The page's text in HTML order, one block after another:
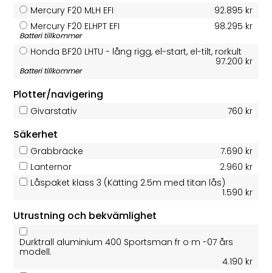
Mercury F20 MLH EFI
92.895 kr
Mercury F20 ELHPT EFI
98.295 kr
Batteri tillkommer
Honda BF20 LHTU - lång rigg, el-start, el-tilt, rorkult
97.200 kr
Batteri tillkommer
Plotter/navigering
Givarstativ 760 kr
Säkerhet
Grabbräcke
7.690 kr
Lanternor
2.960 kr
Låspaket klass 3 (Kätting 2.5m med titan lås)
1.590 kr
Utrustning och bekvämlighet
Durktrall aluminium 400 Sportsman fr o m -07 års
modell.
4.190 kr